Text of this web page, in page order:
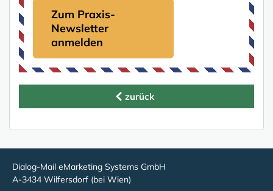
Zum Praxis-
Newsletter
anmelden
zurück
Dialog-Mail eMarketing Systems GmbH
A-3434 Wilfersdorf (bei Wien)